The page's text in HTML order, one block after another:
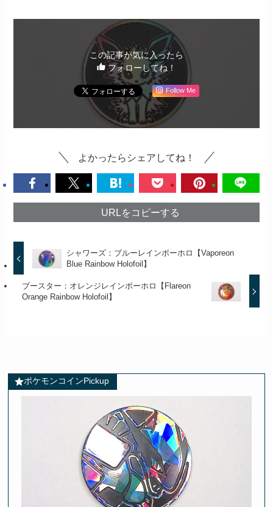
この記事が気に入ったら
フォローしてね！
Follow Me
よかったらシェアしてね！
URLをコピーする
シャワーズ：ブルーレインボーホロ【Vaporeon
Blue Rainbow Holofoil】
ブースター：オレンジレインボーホロ【Flareon
Orange Rainbow Holofoil】
ポケモンコインPickup